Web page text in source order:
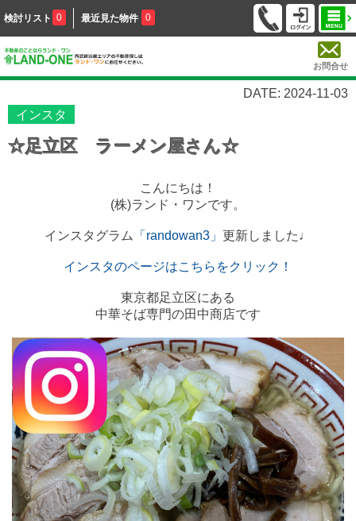
検討リスト 0 最近見た物件 0
お問合せ
DATE: 2024-11-03
インスタ
☆足立区 ラーメン屋さん☆
こんにちは！
(株)ランド・ワンです。
インスタグラム 「randowan3」 更新しました♩
インスタのページはこちらをクリック！
東京都足立区にある
中華そば専門の田中商店です